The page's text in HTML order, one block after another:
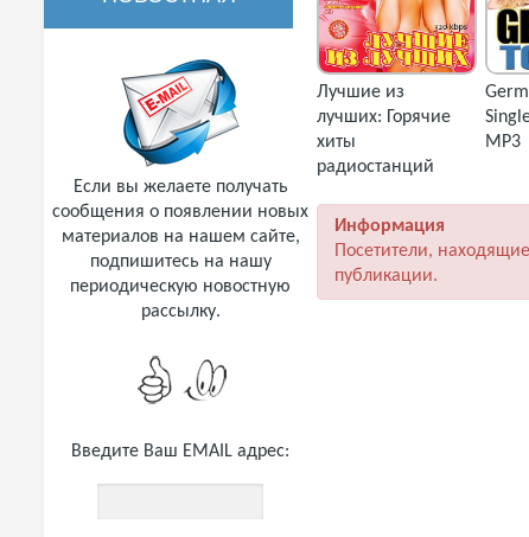
РАССЫЛКА
Если вы желаете получать
сообщения о появлении новых
материалов на нашем сайте,
подпишитесь на нашу
периодическую новостную
рассылку.
Введите Ваш EMAIL адрес:
Лучшие из
лучших: Горячие
хиты
радиостанций
MP3
Информация
Посетители,
публикации.